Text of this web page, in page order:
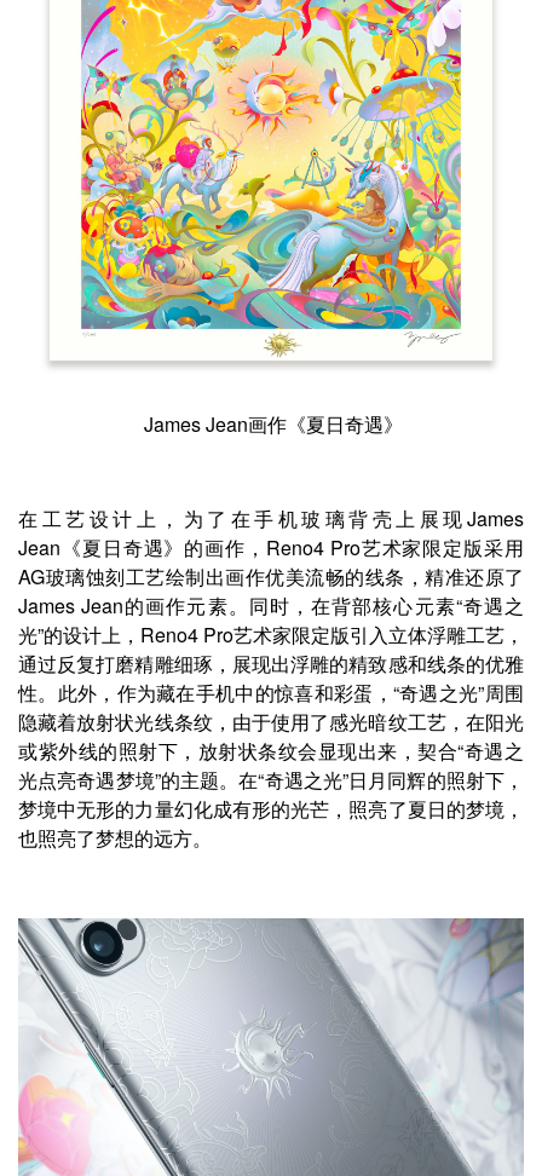
James Jean画作《夏日奇遇》
在工艺设计上，为了在手机玻璃背壳上展现James
Jean《夏日奇遇》的画作，Reno4 Pro艺术家限定版采用
AG玻璃蚀刻工艺绘制出画作优美流畅的线条，精准还原了
James Jean的画作元素。同时，在背部核心元素“奇遇之
光”的设计上，Reno4 Pro艺术家限定版引入立体浮雕工艺，
通过反复打磨精雕细琢，展现出浮雕的精致感和线条的优雅
性。此外，作为藏在手机中的惊喜和彩蛋，“奇遇之光”周围
隐藏着放射状光线条纹，由于使用了感光暗纹工艺，在阳光
或紫外线的照射下，放射状条纹会显现出来，契合“奇遇之
光点亮奇遇梦境”的主题。在“奇遇之光”日月同辉的照射下，
梦境中无形的力量幻化成有形的光芒，照亮了夏日的梦境，
也照亮了梦想的远方。